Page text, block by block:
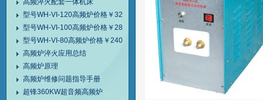
高频淬火配套一体机床
型号WH-VI-120高频炉价格￥32000
型号WH-VI-100高频炉价格￥28000
型号WH-VI-80高频炉价格￥24000
高频炉淬火应用总结
高频炉原理
高频炉维修问题指导手册
超锋360KW超音频高频炉